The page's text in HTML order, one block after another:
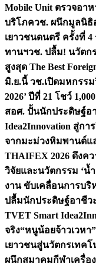
Mobile Unit ตรวจอา
บริโภควช. ผนึกมูลนิธิ
เยาวชนดนตรี ครั้งที่
ทานฯวช. ปลื้ม! นวัตก
สูงสุด The Best
มิ.ย.นี้ วช.เปิดมหกรรม
2026’ ปีที่ 21 โชว์
สอศ. ปั้นนักประดิษฐ์อ
Idea2Innovation สู่กา
จากมะม่วงหิมพานต์แ
THAIFEX 2026 ดึงค
วิจัยและนวัตกรรม ‘น้
งาน ขับเคลื่อนการบ
ปลื้มนักประดิษฐ์อาชีว
TVET Smart
จริง“หนูน้อยจ้าวเวหา
เยาวชนสู่นวัตกรเทค
ผนึกสมาคมกีฬาเครื่อ